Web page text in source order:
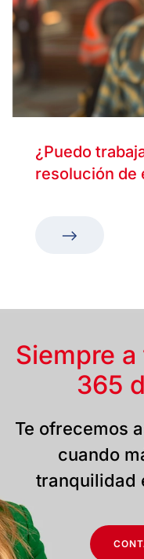
¿Puedo
resolución de
Siempre
365
Te ofrecemos
cuando
tranquilidad